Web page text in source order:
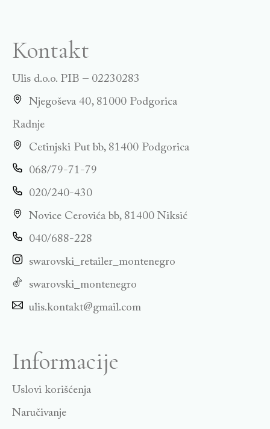
Kontakt
Ulis d.o.o. PIB – 02230283
Njegoševa 40, 81000 Podgorica
Radnje
Cetinjski Put bb, 81400 Podgorica
068/79-71-79
020/240-430
Novice Cerovića bb, 81400 Niksić
040/688-228
swarovski_retailer_montenegro
swarovski_montenegro
ulis.kontakt@gmail.com
Informacije
Uslovi korišćenja
Naručivanje